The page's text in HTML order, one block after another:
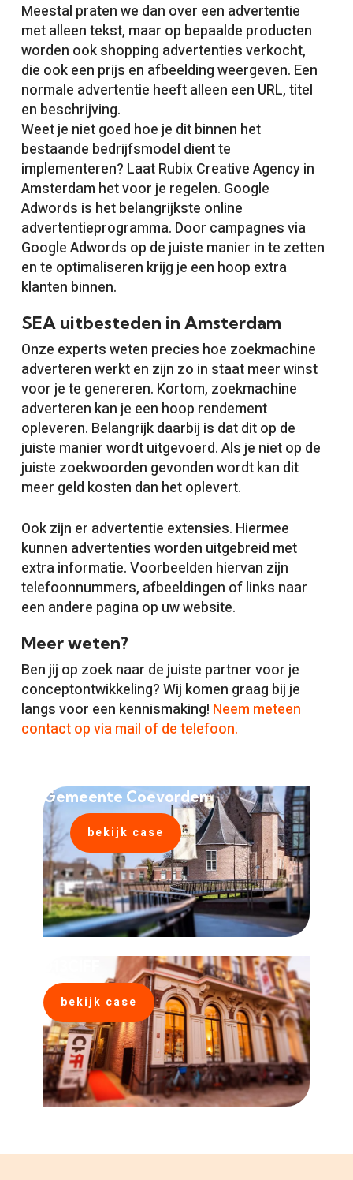
Meestal praten we dan over een advertentie
met alleen tekst, maar op bepaalde producten
worden ook shopping advertenties verkocht,
die ook een prijs en afbeelding weergeven. Een
normale advertentie heeft alleen een URL, titel
en beschrijving.
Weet je niet goed hoe je dit binnen het
bestaande bedrijfsmodel dient te
implementeren? Laat Rubix Creative Agency in
Amsterdam het voor je regelen. Google
Adwords is het belangrijkste online
advertentieprogramma. Door campagnes via
Google Adwords op de juiste manier in te zetten
en te optimaliseren krijg je een hoop extra
klanten binnen.
SEA uitbesteden in Amsterdam
Onze experts weten precies hoe zoekmachine
adverteren werkt en zijn zo in staat meer winst
voor je te genereren. Kortom, zoekmachine
adverteren kan je een hoop rendement
opleveren. Belangrijk daarbij is dat dit op de
juiste manier wordt uitgevoerd. Als je niet op de
juiste zoekwoorden gevonden wordt kan dit
meer geld kosten dan het oplevert.
Ook zijn er advertentie extensies. Hiermee
kunnen advertenties worden uitgebreid met
extra informatie. Voorbeelden hiervan zijn
telefoonnummers, afbeeldingen of links naar
een andere pagina op uw website.
Meer weten?
Ben jij op zoek naar de juiste partner voor je
conceptontwikkeling? Wij komen graag bij je
langs voor een kennismaking! Neem meteen
contact op via mail of de telefoon.
Gemeente Coevorden
bekijk case
bekijk case